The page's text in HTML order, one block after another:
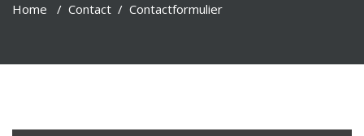
Home / Contact / Contactformulier